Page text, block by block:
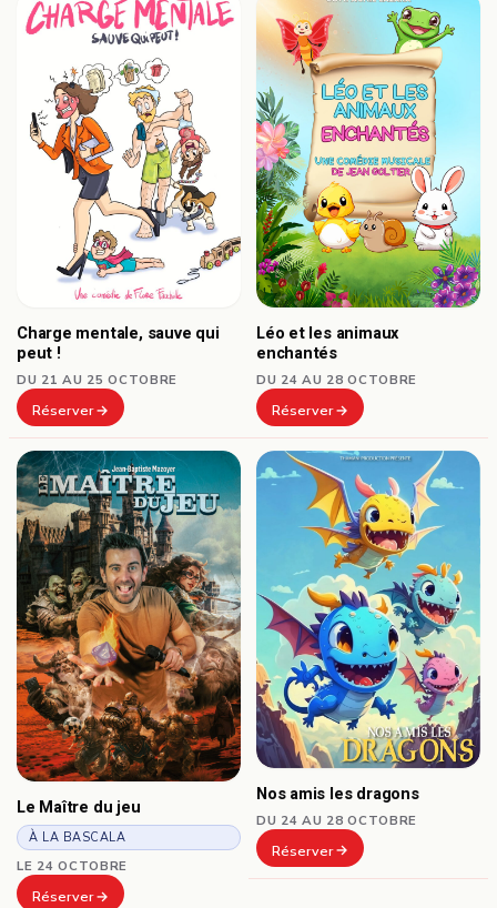
Charge mentale, sauve qui
peut !
DU 21 AU 25 OCTOBRE
Réserver
Léo et les animaux
enchantés
DU 24 AU 28 OCTOBRE
Réserver
Le Maître du jeu
À LA BASCALA
LE 24 OCTOBRE
Réserver
Nos amis les dragons
DU 24 AU 28 OCTOBRE
Réserver